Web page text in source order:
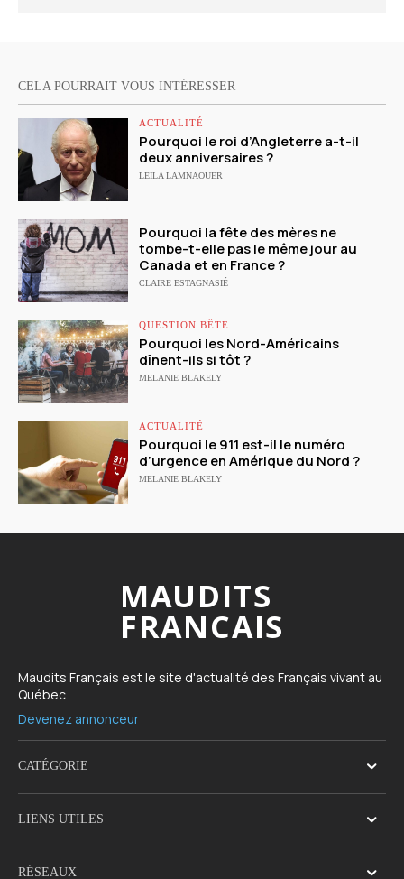
CELA POURRAIT VOUS INTÉRESSER
ACTUALITÉ
Pourquoi le roi d’Angleterre a-t-il
deux anniversaires ?
LEILA LAMNAOUER
Pourquoi la fête des mères ne
tombe-t-elle pas le même jour au
Canada et en France ?
CLAIRE ESTAGNASIÉ
QUESTION BÊTE
Pourquoi les Nord-Américains
dînent-ils si tôt ?
MELANIE BLAKELY
ACTUALITÉ
Pourquoi le 911 est-il le numéro
d’urgence en Amérique du Nord ?
MELANIE BLAKELY
MAUDITS
FRANCAIS
Maudits Français est le site d'actualité des Français vivant au
Québec.
Devenez annonceur
CATÉGORIE
LIENS UTILES
RÉSEAUX